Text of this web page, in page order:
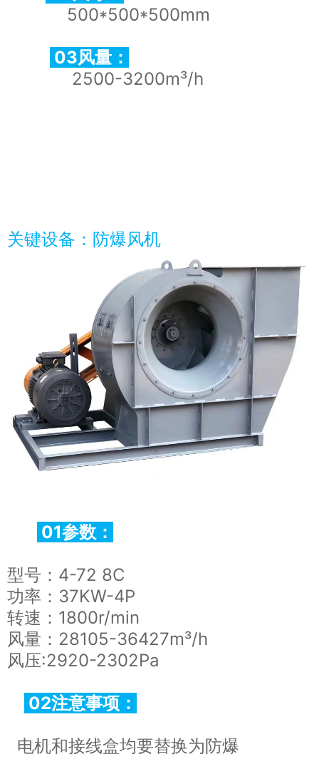
500*500*500mm
03风量：
2500-3200m³/h
关键设备：防爆风机
01参数：
型号：4-72 8C
功率：37KW-4P
转速：1800r/min
风量：28105-36427m³/h
风压:2920-2302Pa
02注意事项 ：
电机和接线盒均要替换为防爆